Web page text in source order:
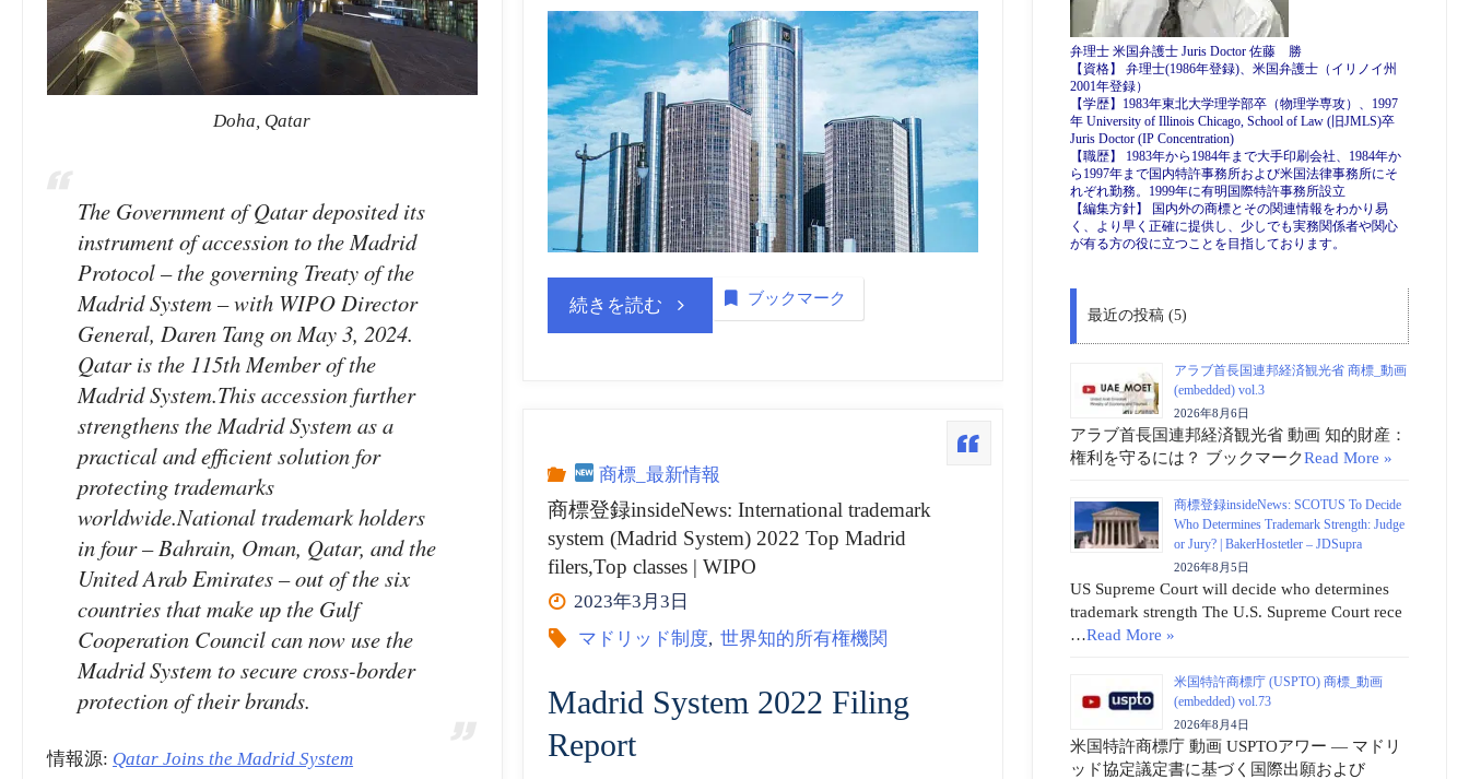
|
WIPO”
Madrid
System
|
WIPO”
Doha, Qatar
The Government of Qatar deposited its
instrument of accession to the Madrid
Protocol – the governing Treaty of the
Madrid System – with WIPO Director
General, Daren Tang on May 3, 2024.
Qatar is the 115th Member of the
Madrid System.This accession further
strengthens the Madrid System as a
practical and efficient solution for
protecting trademarks
worldwide.National trademark holders
in four – Bahrain, Oman, Qatar, and the
United Arab Emirates – out of the six
countries that make up the Gulf
Cooperation Council can now use the
Madrid System to secure cross-border
protection of their brands.
情報源: Qatar Joins the Madrid System
続きを読む “米
許
商
庁
(USPTO)
ブックマーク
商標_最新情報
商標登録insideNews: International trademark
system (Madrid System) 2022 Top Madrid
filers,Top classes | WIPO
2023年3月3日
マドリッド制度, 世界知的所有権機関
Madrid System 2022 Filing
Report
弁理士 米国弁護士 Juris Doctor 佐藤 勝
【資格】 弁理士(1986年登録)、米国弁護士（イリノイ州
2001年登録）
【学歴】1983年東北大学理学部卒（物理学専攻）、1997
年 University of Illinois Chicago, School of Law (旧JMLS)卒
Juris Doctor (IP Concentration)
【職歴】 1983年から1984年まで大手印刷会社、1984年か
ら1997年まで国内特許事務所および米国法律事務所にそ
れぞれ勤務。1999年に有明国際特許事務所設立
【編集方針】 国内外の商標とその関連情報をわかり易
く、より早く正確に提供し、少しでも実務関係者や関心
が有る方の役に立つことを目指しております。
最近の投稿 (5)
アラブ首長国連邦経済観光省 商標_動画
(embedded) vol.3
2026年8月6日
アラブ首長国連邦経済観光省 動画 知的財産：
権利を守るには？ ブックマークRead More »
商標登録insideNews: SCOTUS To Decide
Who Determines Trademark Strength: Judge
or Jury? | BakerHostetler – JDSupra
2026年8月5日
US Supreme Court will decide who determines
trademark strength The U.S. Supreme Court rece
…Read More »
米国特許商標庁 (USPTO) 商標_動画
(embedded) vol.73
2026年8月4日
米国特許商標庁 動画 USPTOアワー ― マドリ
ッド協定議定書に基づく国際出願および